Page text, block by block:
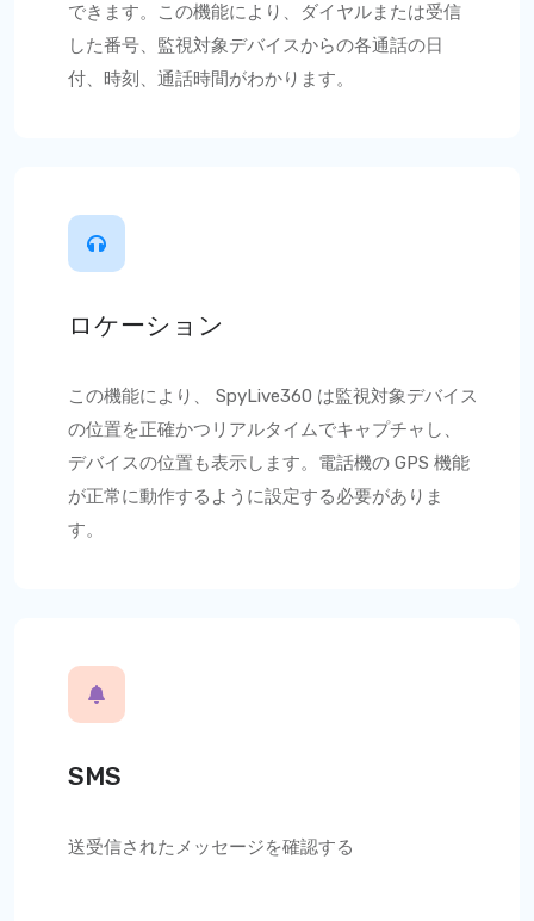
できます。この機能により、ダイヤルまたは受信
した番号、監視対象デバイスからの各通話の日
付、時刻、通話時間がわかります。
ロケーション
この機能により、 SpyLive360 は監視対象デバイス
の位置を正確かつリアルタイムでキャプチャし、
デバイスの位置も表示します。電話機の GPS 機能
が正常に動作するように設定する必要がありま
す。
SMS
送受信されたメッセージを確認する